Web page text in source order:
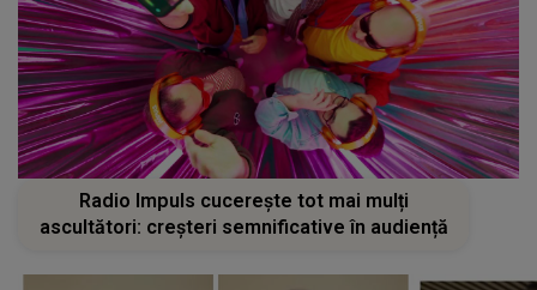
Radio Impuls cucerește tot mai mulți
ascultători: creșteri semnificative în audiență